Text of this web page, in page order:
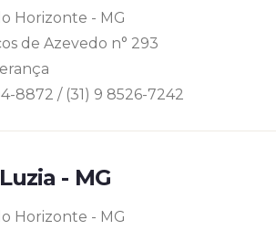
Horizonte - MG
de Azevedo n° 293
8872 / (31) 9 8526-7242
- MG
Horizonte - MG